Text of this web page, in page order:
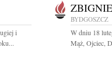
i
BYDGOSZCZ
W dniu 18
Mąż, Ojciec,